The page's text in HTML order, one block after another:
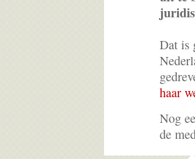
Dat is
haar
Nog
de